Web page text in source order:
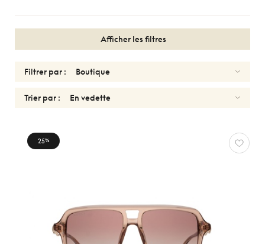
Solaires
Afficher les filtres
Filtrer par :
Trier par :
25%